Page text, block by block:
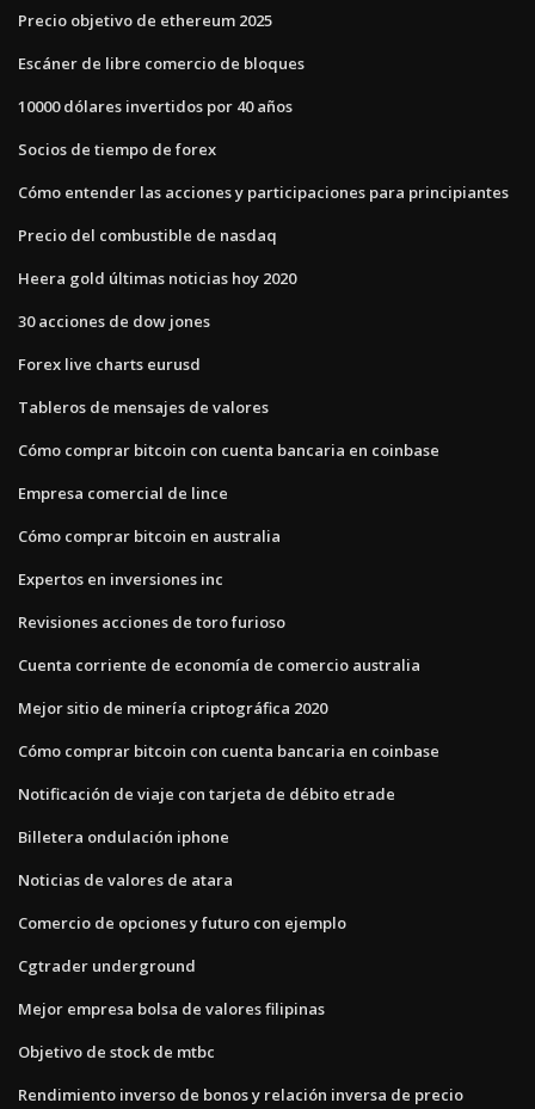
Precio objetivo de ethereum 2025
Escáner de libre comercio de bloques
10000 dólares invertidos por 40 años
Socios de tiempo de forex
Cómo entender las acciones y participaciones para principiantes
Precio del combustible de nasdaq
Heera gold últimas noticias hoy 2020
30 acciones de dow jones
Forex live charts eurusd
Tableros de mensajes de valores
Cómo comprar bitcoin con cuenta bancaria en coinbase
Empresa comercial de lince
Cómo comprar bitcoin en australia
Expertos en inversiones inc
Revisiones acciones de toro furioso
Cuenta corriente de economía de comercio australia
Mejor sitio de minería criptográfica 2020
Cómo comprar bitcoin con cuenta bancaria en coinbase
Notificación de viaje con tarjeta de débito etrade
Billetera ondulación iphone
Noticias de valores de atara
Comercio de opciones y futuro con ejemplo
Cgtrader underground
Mejor empresa bolsa de valores filipinas
Objetivo de stock de mtbc
Rendimiento inverso de bonos y relación inversa de precio